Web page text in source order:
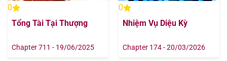
Chapter 22 19/08/2025
Chapter 21 19/08/2025
0
Tổng Tài Tại Thượng
Chapter 711 - 19/06/2025
0
Nhiệm Vụ Diệu Kỳ
Chapter 174 - 20/03/2026